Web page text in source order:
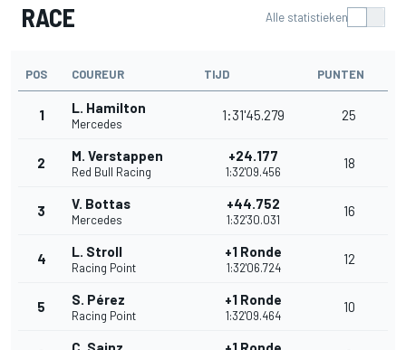
RACE Alle statistieken
POS COUREUR TIJD PUNTEN
1 L. Hamilton
Mercedes
1:31'45.279 25
2 M. Verstappen
Red Bull Racing
+24.177
1:32'09.456
18
3 V. Bottas
Mercedes
+44.752
1:32'30.031
16
4 L. Stroll
Racing Point
+1 Ronde
1:32'06.724
12
5 S. Pérez
Racing Point
+1 Ronde
1:32'09.464
10